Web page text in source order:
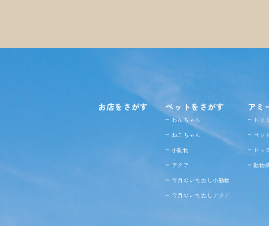
お店をさがす ペットをさがす
わんちゃん
ねこちゃん
小動物
アクア
今月のいちおし小動物
今月のいちおしアクア
アミ
トリ
ペッ
ドッ
動物